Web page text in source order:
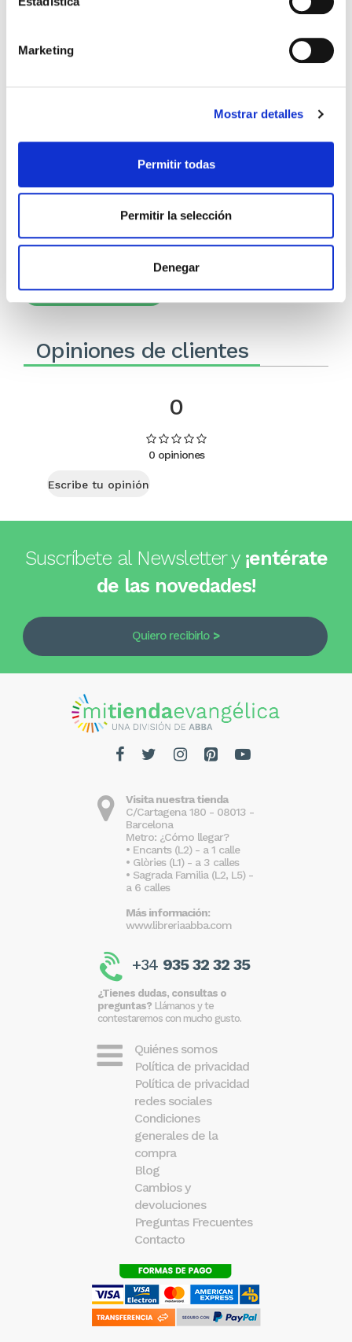
Marketing
Mostrar detalles
Permitir todas
Permitir la selección
Denegar
El diario de Álex 3: ¡Álex,
Miguel Ángel Gómez & Pedro
9,49€
Comprar
Gente Común Perdidos y
Max Lucado
16,00€
15,20€
Opiniones de clientes
0
0 opiniones
Escribe tu opinión
Suscríbete al Newsletter y ¡entérate
de las novedades!
Quiero recibirlo
Visita nuestra tienda
C/Cartagena 180 - 08013 -
Barcelona
Metro: ¿Cómo llegar?
• Encants (L2) - a 1 calle
• Glòries (L1) - a 3 calles
• Sagrada Familia (L2, L5) -
a 6 calles
Más información:
www.libreriaabba.com
+34 935 32 32 35
¿Tienes dudas, consultas o
preguntas? Llámanos y te
contestaremos con mucho gusto.
Quiénes somos
Política de privacidad
Política de privacidad
redes sociales
Condiciones
generales de la
compra
Blog
Cambios y
devoluciones
Preguntas Frecuentes
Contacto